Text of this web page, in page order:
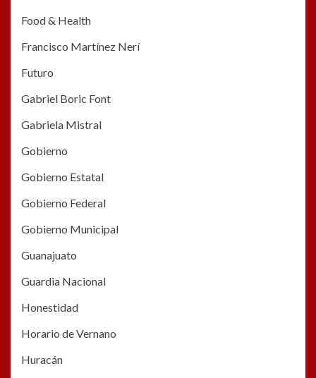
Food & Health
Francisco Martínez Nerí
Futuro
Gabriel Boric Font
Gabriela Mistral
Gobierno
Gobierno Estatal
Gobierno Federal
Gobierno Municipal
Guanajuato
Guardia Nacional
Honestidad
Horario de Vernano
Huracán